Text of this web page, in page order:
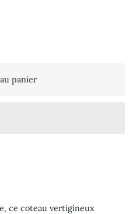
panier
ce coteau vertigineux